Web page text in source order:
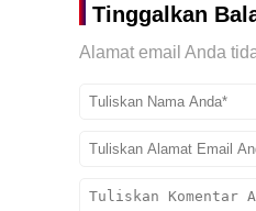
Tinggalkan
Alamat email Anda